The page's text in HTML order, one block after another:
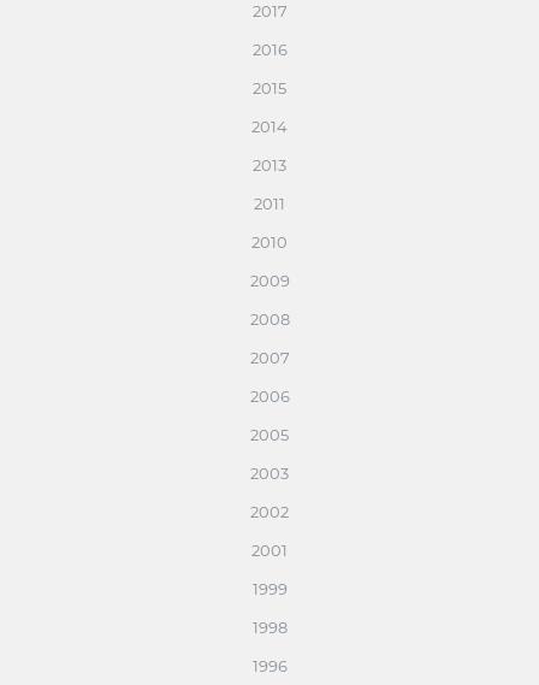
2017
2016
2015
2014
2013
2011
2010
2009
2008
2007
2006
2005
2003
2002
2001
1999
1998
1996